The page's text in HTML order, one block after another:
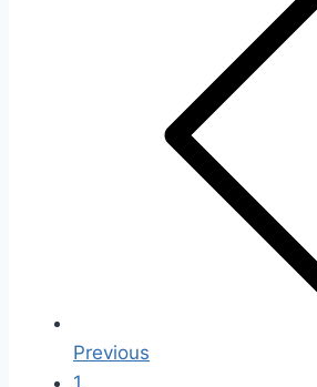
Previous
1